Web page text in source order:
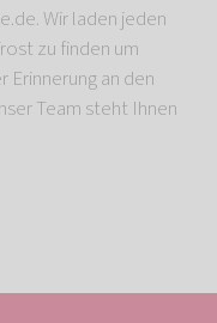
Wir laden jeden
zu finden um
an den
Team steht Ihnen